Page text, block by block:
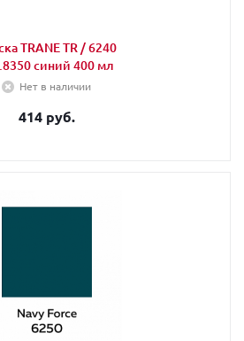
TRANE TR / 6240
синий 400 мл
Нет в наличии
414 руб.